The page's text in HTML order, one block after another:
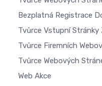
Bezplatná Registrace
Tvůrce Vstupní Stránky
Tvůrce Firemních
Tvůrce Webových
Web Akce